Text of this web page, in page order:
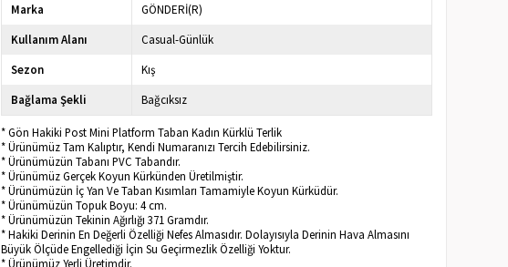
Marka
GÖNDERİ(R)
Kullanım Alanı
Casual-Günlük
Sezon
Kış
Bağlama Şekli
Bağcıksız
* Gön Hakiki Post Mini Platform Taban Kadın Kürklü Terlik
* Ürünümüz Tam Kalıptır, Kendi Numaranızı Tercih Edebilirsiniz.
* Ürünümüzün Tabanı PVC Tabandır.
* Ürünümüz Gerçek Koyun Kürkünden Üretilmiştir.
* Ürünümüzün İç Yan Ve Taban Kısımları Tamamiyle Koyun Kürküdür.
* Ürünümüzün Topuk Boyu: 4 cm.
* Ürünümüzün Tekinin Ağırlığı 371 Gramdır.
* Hakiki Derinin En Değerli Özelliği Nefes Almasıdır. Dolayısıyla Derinin Hava Almasını
Büyük Ölçüde Engellediği İçin Su Geçirmezlik Özelliği Yoktur.
* Ürünümüz Yerli Üretimdir.